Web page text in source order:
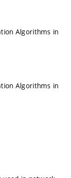
Algorithms in
Algorithms in